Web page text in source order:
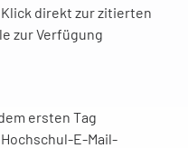
direkt zur zitierten
zur Verfügung
ersten Tag
E-Mail-